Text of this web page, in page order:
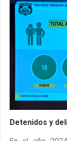
Detenidos y